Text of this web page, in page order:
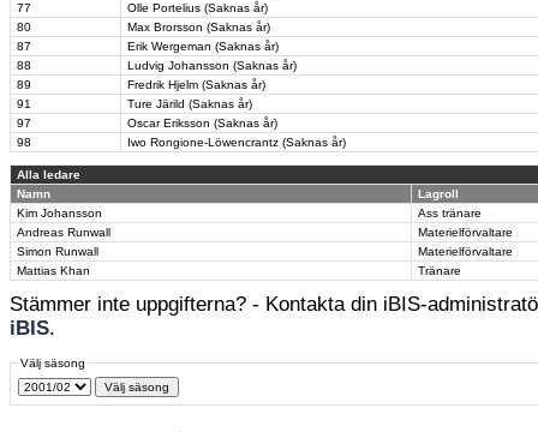
77
Olle Portelius (Saknas år)
80
Max Brorsson (Saknas år)
87
Erik Wergeman (Saknas år)
88
Ludvig Johansson (Saknas år)
89
Fredrik Hjelm (Saknas år)
91
Ture Järild (Saknas år)
97
Oscar Eriksson (Saknas år)
98
Iwo Rongione-Löwencrantz (Saknas år)
Alla ledare
Namn
Lagroll
Kim Johansson
Ass tränare
Andreas Runwall
Materielförvaltare
Simon Runwall
Materielförvaltare
Mattias Khan
Tränare
Stämmer inte uppgifterna? - Kontakta din iBIS-
iBIS.
Välj säsong